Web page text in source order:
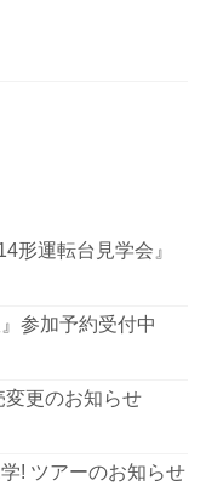
形運転台見学会』
参加予約受付中
変更のお知らせ
! ツアーのお知らせ